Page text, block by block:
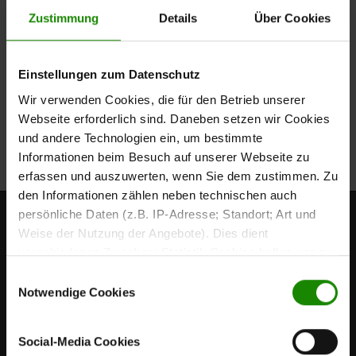
Zustimmung Details Über Cookies
Einstellungen zum Datenschutz
Wir verwenden Cookies, die für den Betrieb unserer
Webseite erforderlich sind. Daneben setzen wir Cookies
und andere Technologien ein, um bestimmte
Informationen beim Besuch auf unserer Webseite zu
erfassen und auszuwerten, wenn Sie dem zustimmen. Zu
den Informationen zählen neben technischen auch
persönliche Daten (z.B. IP-Adresse; Standort; Art und
Weise der Nutzung der Angebote). Dies dient
verschiedenen Zwecken: Statistik Cookies helfen uns zu
nutzen, indem sie Informationen sammeln und sie
anonymisiert für statistische Zwecke auszuwerten.
Marketing Cookies helfen uns, Ihnen personalisierte
Werbung anzuzeigen. Social-Media-Cookies ermöglichen
Notwendige Cookies
Social-Media Cookies
Topseller
Preise inkl. MwSt.
Interliving Jugendzimmer Serie 1702
Regulärer Preis:
4.854,00 €
Preise inkl. MwSt.